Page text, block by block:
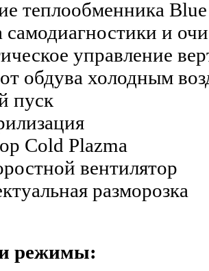
теплообменника
самодиагностики и
управление
обдува холодным
пуск
Cold Plazma
вентилятор
разморозка
режимы: